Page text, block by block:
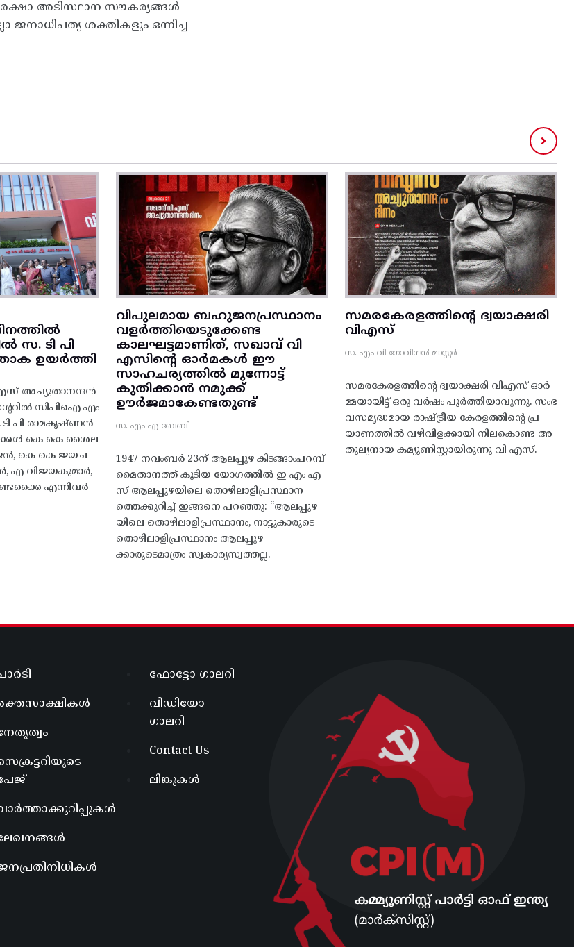
അടിസ്ഥാന സൗകര്യങ്ങൾ
ശക്തികളും ഒന്നിച്ച
സ. ടി പി
ഉയർത്തി
അച്യുതാനന്ദൻ
സിപിഐ എം
ടി പി രാമകൃഷ്‌ണൻ
കെ കെ ശൈല
കെ കെ ജയച
എ വിജയകുമാർ,
എന്നിവർ
വിപുലമായ ബഹുജനപ്രസ്ഥാനം
വളർത്തിയെടുക്കേണ്ട
കാലഘട്ടമാണിത്, സഖാവ് വി
എസിന്റെ ഓർമകൾ ഈ
സാഹചര്യത്തിൽ മുന്നോട്ട്‌
കുതിക്കാൻ നമുക്ക്
ഊർജമാകേണ്ടതുണ്ട്
സ. എം എ ബേബി
1947 നവംബർ 23ന് ആലപ്പുഴ കിടങ്ങാംപറമ്പ്‌
മൈതാനത്ത്‌ കൂടിയ യോഗത്തിൽ ഇ എം എ
സ് ആലപ്പുഴയിലെ തൊഴിലാളിപ്രസ്ഥാന
ത്തെക്കുറിച്ച് ഇങ്ങനെ പറഞ്ഞു: “ആലപ്പുഴ
യിലെ തൊഴിലാളിപ്രസ്ഥാനം, നാട്ടുകാരുടെ
തൊഴിലാളിപ്രസ്ഥാനം ആലപ്പുഴ
ക്കാരുടെമാത്രം സ്വകാര്യസ്വത്തല്ല.
സമരകേരളത്തിൻ്റെ ദ്വയാക്ഷരി
വിഎസ്
സ. എം വി ഗോവിന്ദൻ മാസ്റ്റർ
സമരകേരളത്തിൻ്റെ ദ്വയാക്ഷരി വിഎസ് ഓർ
മ്മയായിട്ട് ഒരു വർഷം പൂർത്തിയാവുന്നു. സംഭ
വസമൃദ്ധമായ രാഷ്ട്രീയ കേരളത്തിന്റെ പ്ര
യാണത്തിൽ വഴിവിളക്കായി നിലകൊണ്ട അ
തുല്യനായ കമ്യൂണിസ്റ്റായിരുന്നു വി എസ്.
ഫോട്ടോ ഗാലറി
വീഡിയോ
ഗാലറി
Contact Us
ലിങ്കുകൾ